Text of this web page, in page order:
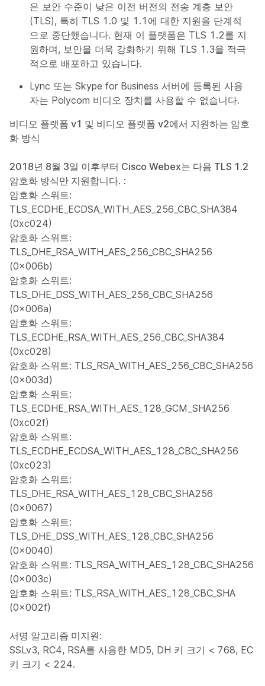
은 보안 수준이 낮은 이전 버전의 전송 계층 보안
(TLS), 특히 TLS 1.0 및 1.1에 대한 지원을 단계적
으로 중단했습니다. 현재 이 플랫폼은 TLS 1.2를 지
원하며, 보안을 더욱 강화하기 위해 TLS 1.3을 적극
적으로 배포하고 있습니다.
Lync 또는 Skype for Business 서버에 등록된 사용
자는 Polycom 비디오 장치를 사용할 수 없습니다.
비디오 플랫폼 v1 및 비디오 플랫폼 v2에서 지원하는 암호
화 방식
2018년 8월 3일 이후부터 Cisco Webex는 다음 TLS 1.2
암호화 방식만 지원합니다. :
암호화 스위트:
TLS_ECDHE_ECDSA_WITH_AES_256_CBC_SHA384
(0xc024)
암호화 스위트:
TLS_DHE_RSA_WITH_AES_256_CBC_SHA256
(0x006b)
암호화 스위트:
TLS_DHE_DSS_WITH_AES_256_CBC_SHA256
(0x006a)
암호화 스위트:
TLS_ECDHE_RSA_WITH_AES_256_CBC_SHA384
(0xc028)
암호화 스위트: TLS_RSA_WITH_AES_256_CBC_SHA256
(0x003d)
암호화 스위트:
TLS_ECDHE_RSA_WITH_AES_128_GCM_SHA256
(0xc02f)
암호화 스위트:
TLS_ECDHE_ECDSA_WITH_AES_128_CBC_SHA256
(0xc023)
암호화 스위트:
TLS_DHE_RSA_WITH_AES_128_CBC_SHA256
(0x0067)
암호화 스위트:
TLS_DHE_DSS_WITH_AES_128_CBC_SHA256
(0x0040)
암호화 스위트: TLS_RSA_WITH_AES_128_CBC_SHA256
(0x003c)
암호화 스위트: TLS_RSA_WITH_AES_128_CBC_SHA
(0x002f)
서명 알고리즘 미지원:
SSLv3, RC4, RSA를 사용한 MD5, DH 키 크기 < 768, EC
키 크기 < 224.